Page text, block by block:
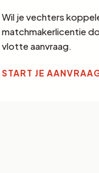
Wil je vechters
matchmakerlicentie
vlotte aanvraag.
START JE